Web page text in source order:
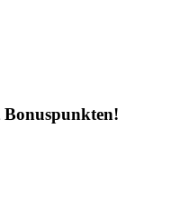
Bonuspunkten!